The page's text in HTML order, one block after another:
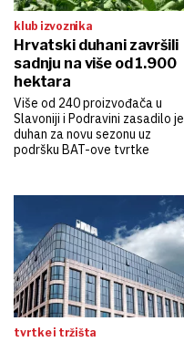
klub izvoznika
Hrvatski duhani završili
sadnju na više od 1.900
hektara
Više od 240 proizvođača u
Slavoniji i Podravini zasadilo je
duhan za novu sezonu uz
podršku BAT-ove tvrtke
tvrtke i tržišta